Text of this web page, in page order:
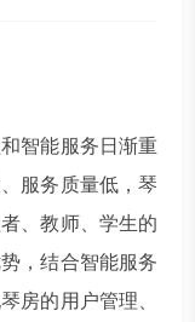
智能服务日渐重
服务质量低，琴
、教师、学生的
，结合智能服务
房的用户管理、